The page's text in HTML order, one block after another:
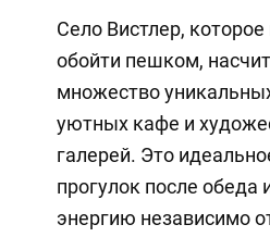
Село Вистлер,
обойти пешком,
множество
уютных кафе и
галерей. Это
прогулок после обеда
энергию независимо